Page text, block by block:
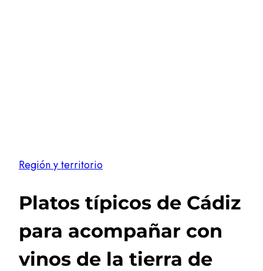
Región y territorio
Platos típicos de Cádiz
para acompañar con
vinos de la tierra de